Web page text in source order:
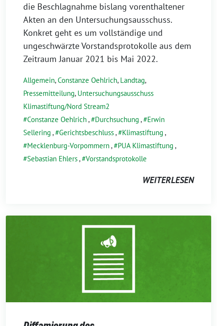
die Beschlagnahme bislang vorenthaltener
Akten an den Untersuchungsausschuss.
Konkret geht es um vollständige und
ungeschwärzte Vorstandsprotokolle aus dem
Zeitraum Januar 2021 bis Mai 2022.
Allgemein,Constanze Oehlrich, Landtag,
Pressemitteilung, Untersuchungsausschuss
Klimastiftung/Nord Stream2
Constanze Oehlrich, Durchsuchung ,
Erwin
Sellering , Gerichtsbeschluss, Klimastiftung ,
Mecklenburg-Vorpommern, PUA Klimastiftung ,
Sebastian Ehlers, Vorstandsprotokolle
WEITERLESEN